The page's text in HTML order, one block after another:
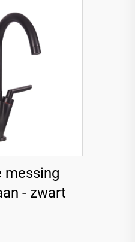
messing
- zwart